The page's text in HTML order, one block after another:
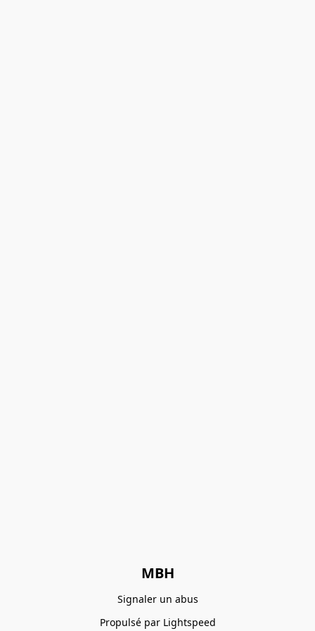
MBH
Signaler un abus
Propulsé par Lightspeed